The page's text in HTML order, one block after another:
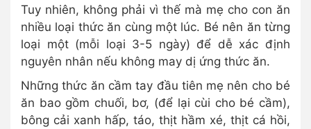
Tuy nhiên, không phải vì thế mà mẹ cho con ăn
nhiều loại thức ăn cùng một lúc. Bé nên ăn từng
loại một (mỗi loại 3-5 ngày) để dễ xác định
nguyên nhân nếu không may dị ứng thức ăn.
Những thức ăn cầm tay đầu tiên mẹ nên cho bé
ăn bao gồm chuối, bơ, (để lại cùi cho bé cầm),
bông cải xanh hấp, táo, thịt hầm xé, thịt cá hồi,